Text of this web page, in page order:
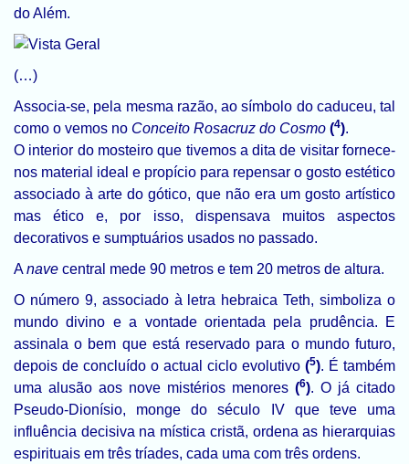
do Além.
(…)
Associa-se, pela mesma razão, ao símbolo do caduceu, tal
como o vemos no Conceito Rosacruz do Cosmo (4).
O interior do mosteiro que tivemos a dita de visitar fornece-
nos material ideal e propício para repensar o gosto estético
associado à arte do gótico, que não era um gosto artístico
mas ético e, por isso, dispensava muitos aspectos
decorativos e sumptuários usados no passado.
Anave central mede 90 metros e tem 20 metros de altura.
O número 9, associado à letra hebraica Teth, simboliza o
mundo divino e a vontade orientada pela prudência. E
assinala o bem que está reservado para o mundo futuro,
depois de concluído o actual ciclo evolutivo (5). É também
uma alusão aos nove mistérios menores (6). O já citado
Pseudo-Dionísio, monge do século IV que teve uma
influência decisiva na mística cristã, ordena as hierarquias
espirituais em três tríades, cada uma com três ordens.